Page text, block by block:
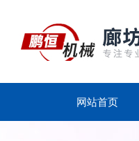
网站首页